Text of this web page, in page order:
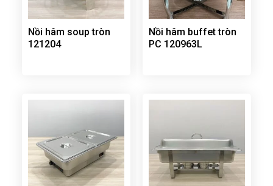
Nồi hâm soup tròn
121204
Nồi hâm buffet tròn
PC 120963L